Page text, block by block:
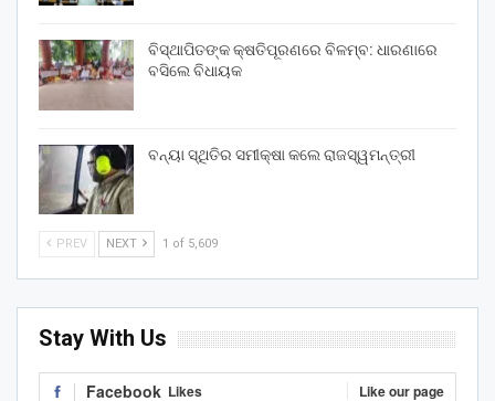
ବିସ୍ଥାପିତଙ୍କ କ୍ଷତିପୂରଣରେ ବିଳମ୍ବ: ଧାରଣାରେ
ବସିଲେ ବିଧାୟକ
ବନ୍ୟା ସ୍ଥିତିର ସମୀକ୍ଷା କଲେ ରାଜସ୍ୱମନ୍ତ୍ରୀ
PREV NEXT 1 of 5,609
Stay With Us
Facebook Likes Like our page